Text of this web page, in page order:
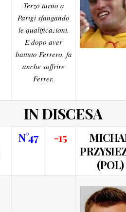
Terzo turno a
Parigi sfangando
le qualificazioni.
E dopo aver
battuto Ferrero, fa
anche soffrire
Ferrer.
IN DISCESA
N°47 -15
(POL)